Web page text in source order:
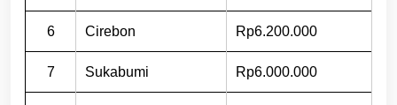
6 Cirebon Rp6.200.000
7 Sukabumi Rp6.000.000